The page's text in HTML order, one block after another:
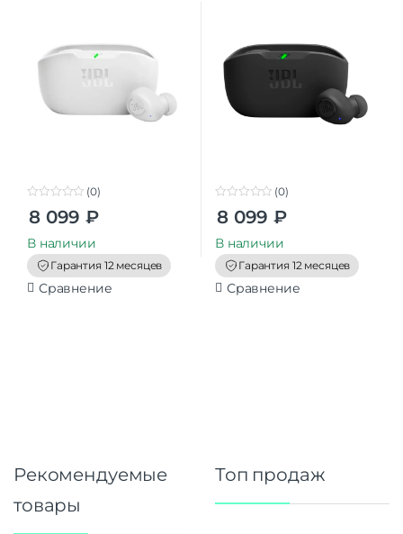
o
t
o
f
5
(0)
8 099 ₽
В наличии
Гарантия 12 месяцев
Сравнение
o
t
o
f
5
(0)
8 099 ₽
В наличии
Гарантия 12 месяцев
Сравнение
Рекомендуемые
товары
Топ продаж